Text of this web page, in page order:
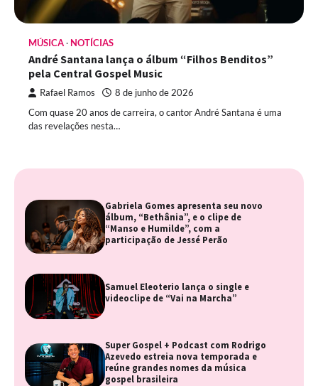
MÚSICA NOTÍCIAS
André Santana lança o álbum “Filhos Benditos”
pela Central Gospel Music
Rafael Ramos 8 de junho de 2026
Com quase 20 anos de carreira, o cantor André Santana é uma
das revelações nesta…
Gabriela Gomes apresenta seu novo
álbum, “Bethânia”, e o clipe de
“Manso e Humilde”, com a
participação de Jessé Perão
Samuel Eleoterio lança o single e
videoclipe de “Vai na Marcha”
Super Gospel + Podcast com Rodrigo
Azevedo estreia nova temporada e
reúne grandes nomes da música
gospel brasileira